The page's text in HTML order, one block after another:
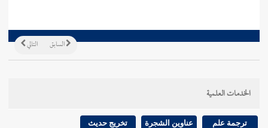
التالي السابق
الخدمات العلمية
ترجمة علم عناوين الشجرة تخريج حديث